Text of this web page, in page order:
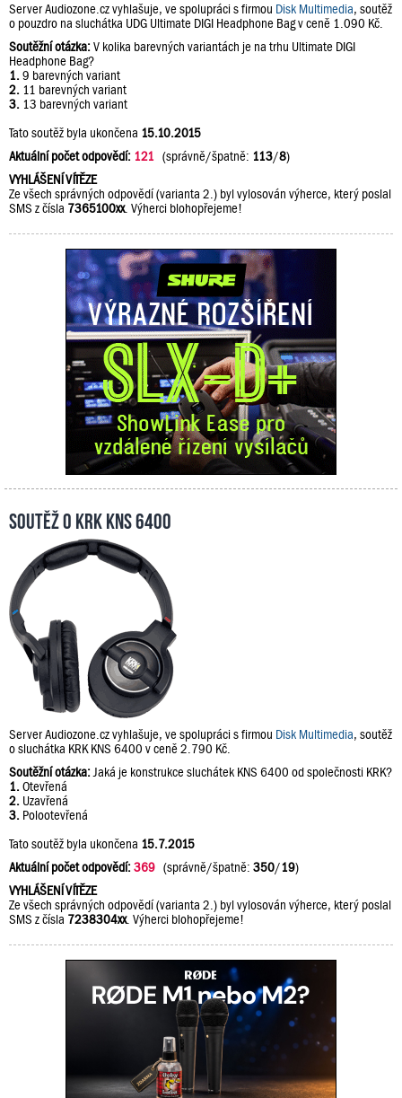
Server Audiozone.cz vyhlašuje, ve spolupráci s firmou Disk Multimedia, soutěž
o pouzdro na sluchátka UDG Ultimate DIGI Headphone Bag v ceně 1.090 Kč.
Soutěžní otázka:V kolika barevných variantách je na trhu Ultimate DIGI
Headphone Bag?
1. 9 barevných variant
2. 11 barevných variant
3. 13 barevných variant
Tato soutěž byla ukončena 15.10.2015
Aktuální počet odpovědí: 121 (správně/špatně: 113/8)
VYHLÁŠENÍ VÍTĚZE
Ze všech správných odpovědí (varianta 2.) byl vylosován výherce, který poslal
SMS z čísla 7365100xx. Výherci blohopřejeme!
Soutěž o KRK KNS 6400
Server Audiozone.cz vyhlašuje, ve spolupráci s firmou Disk Multimedia, soutěž
o sluchátka KRK KNS 6400 v ceně 2.790 Kč.
Soutěžní otázka:Jaká je konstrukce sluchátek KNS 6400 od společnosti KRK?
1.Otevřená
2. Uzavřená
3. Polootevřená
Tato soutěž byla ukončena 15.7.2015
Aktuální počet odpovědí:369 (správně/špatně: 350/19)
VYHLÁŠENÍ VÍTĚZE
Ze všech správných odpovědí (varianta 2.) byl vylosován výherce, který poslal
SMS z čísla 7238304xx. Výherci blohopřejeme!